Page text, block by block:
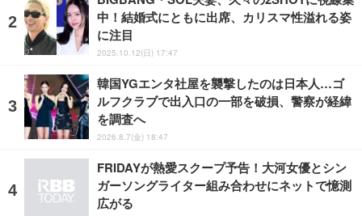
中！結婚式にともに出席、カリスマ性溢れる姿
に注目
2025.10.12(日) 17:47
韓国YGエンタ社屋を襲撃したのは日本人…ゴ
ルフクラブで出入口の一部を破損、警察が経緯
を調査へ
2026.8.7(金) 18:47
FRIDAYが熱愛スクープ予告！大河女優とシン
ガーソングライター組み合わせにネットで憶測
広がる